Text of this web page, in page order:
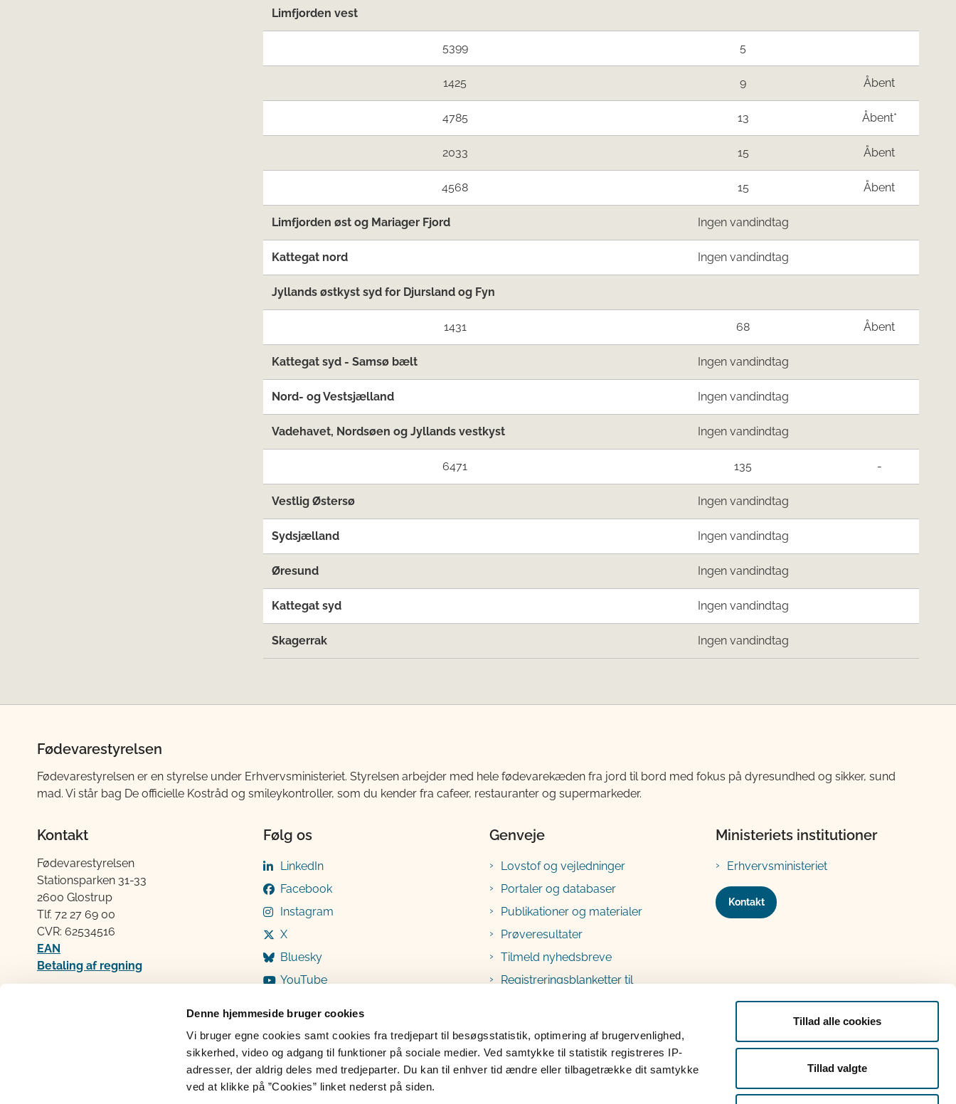
Denne hjemmeside bruger cookies
Vi bruger egne cookies samt cookies fra tredjepart til besøgsstatistik, optimering af brugervenlighed,
sikkerhed, video og adgang til funktioner på sociale medier. Ved samtykke til statistik registreres IP-
adresser, der aldrig deles med tredjeparter. Du kan til enhver tid ændre eller tilbagetrække dit samtykke
ved at klikke på ”Cookies” linket nederst på siden.
Tillad alle cookies
Tillad valgte
Limfjorden vest
5399 5
1425 9 Åbent
4785 13 Åbent*
2033 15 Åbent
4568 15 Åbent
Limfjorden øst og Mariager Fjord Ingen vandindtag
Kattegat nord Ingen vandindtag
Jyllands østkyst syd for Djursland og Fyn
1431 68 Åbent
Kattegat syd - Samsø bælt Ingen vandindtag
Nord- og Vestsjælland Ingen vandindtag
Vadehavet, Nordsøen og Jyllands vestkyst Ingen vandindtag
6471 135 -
Vestlig Østersø Ingen vandindtag
Sydsjælland Ingen vandindtag
Øresund Ingen vandindtag
Kattegat syd Ingen vandindtag
Skagerrak Ingen vandindtag
Fødevarestyrelsen
Fødevarestyrelsen er en styrelse under Erhvervsministeriet. Styrelsen arbejder med hele fødevarekæden fra jord til bord med fokus på dyresundhed og sikker, sund
mad. Vi står bag De officielle Kostråd og smileykontroller, som du kender fra cafeer, restauranter og supermarkeder.
Kontakt
Fødevarestyrelsen
Stationsparken 31-33
2600 Glostrup
Tlf. 72 2​​​7 69 00
CVR: 62534516
EAN
Betaling af regning
Følg os
LinkedIn
Facebook
Instagram
X
Bluesky
YouTube
Genveje
Lovstof og vejledninger
Portaler og databaser
Publikationer og materialer
Prøveresultater
Tilmeld nyhedsbreve
Registreringsblanketter til
Ministeriets institutioner
Erhvervsministeriet
Kontakt